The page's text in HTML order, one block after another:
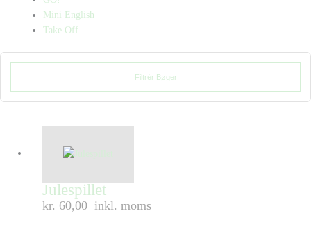
Mini English
Take Off
Filtrér Bøger
Julespillet
kr. 60,00 inkl. moms